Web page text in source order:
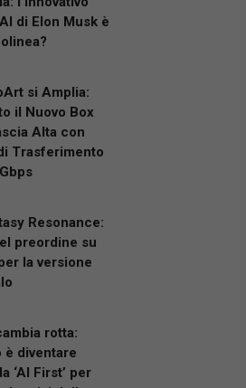
di Elon Musk è
si Amplia:
il Nuovo Box
Alta con
Trasferimento
Resonance:
preordine su
la versione
rotta:
è diventare
‘AI First’ per